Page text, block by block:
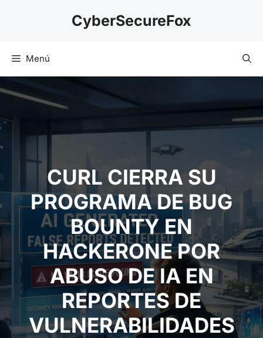
CyberSecureFox
Menú
CURL CIERRA SU
PROGRAMA DE BUG
BOUNTY EN
HACKERONE POR
ABUSO DE IA EN
REPORTES DE
VULNERABILIDADES